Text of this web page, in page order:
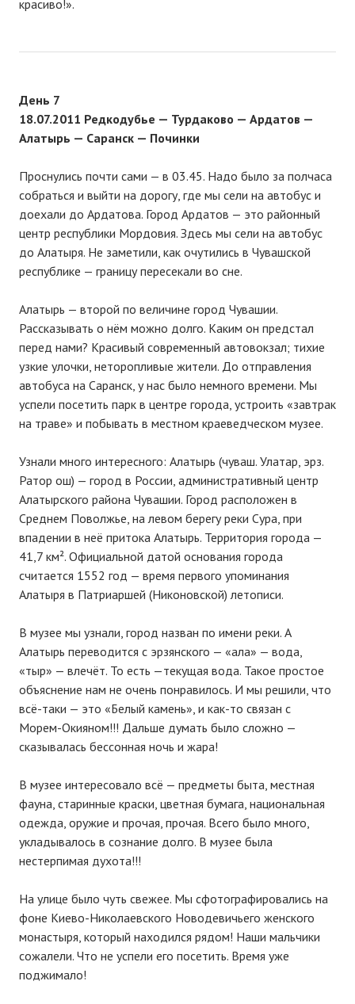
красиво!».
День 7
18.07.2011 Редкодубье — Турдаково — Ардатов —
Алатырь — Саранск — Починки
Проснулись почти сами — в 03.45. Надо было за полчаса
собраться и выйти на дорогу, где мы сели на автобус и
доехали до Ардатова. Город Ардатов — это районный
центр республики Мордовия. Здесь мы сели на автобус
до Алатыря. Не заметили, как очутились в Чувашской
республике — границу пересекали во сне.
Алатырь — второй по величине город Чувашии.
Рассказывать о нём можно долго. Каким он предстал
перед нами? Красивый современный автовокзал; тихие
узкие улочки, неторопливые жители. До отправления
автобуса на Саранск, у нас было немного времени. Мы
успели посетить парк в центре города, устроить «завтрак
на траве» и побывать в местном краеведческом музее.
Узнали много интересного: Алатырь (чуваш. Улатар, эрз.
Ратор ош) — город в России, административный центр
Алатырского района Чувашии. Город расположен в
Среднем Поволжье, на левом берегу реки Сура, при
впадении в неё притока Алатырь. Территория города —
41,7 км². Официальной датой основания города
считается 1552 год — время первого упоминания
Алатыря в Патриаршей (Никоновской) летописи.
В музее мы узнали, город назван по имени реки. А
Алатырь переводится с эрзянского — «ала» — вода,
«тыр» — влечёт. То есть —текущая вода. Такое простое
объяснение нам не очень понравилось. И мы решили, что
всё-таки — это «Белый камень», и как-то связан с
Морем-Окияном!!! Дальше думать было сложно —
сказывалась бессонная ночь и жара!
В музее интересовало всё — предметы быта, местная
фауна, старинные краски, цветная бумага, национальная
одежда, оружие и прочая, прочая. Всего было много,
укладывалось в сознание долго. В музее была
нестерпимая духота!!!
На улице было чуть свежее. Мы сфотографировались на
фоне Киево-Николаевского Новодевичьего женского
монастыря, который находился рядом! Наши мальчики
сожалели. Что не успели его посетить. Время уже
поджимало!